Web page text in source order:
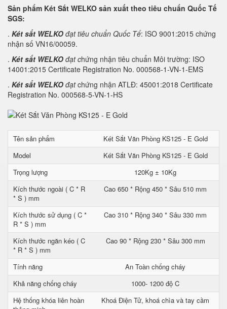
Sản phẩm Két Sắt WELKO sản xuất theo tiêu chuẩn Quốc Tế
SGS:
. Két sắt WELKO đạt tiêu chuẩn Quốc Tế: ISO 9001:2015 chứng
nhận số VN16/00059.
. Két sắt WELKO đạt chứng nhận tiêu chuẩn Môi trường: ISO
14001:2015 Certificate Registration No. 000568-1-VN-1-EMS
. Két sắt WELKO đạtchứng nhận ATLĐ: 45001:2018 Certificate
Registration No. 000568-5-VN-1-HS
Tên sản phẩm
Két Sắt Văn Phòng KS125 - E Gold
Model
Két Sắt Văn Phòng KS125 - E Gold
Trọng lượng
120Kg ± 10Kg
Kích thước ngoài ( C * R
* S ) mm
Cao 650 * Rộng 450 * Sâu 510 mm
Kích thước sử dụng ( C *
R * S ) mm
Cao 310 * Rộng 340 * Sâu 330 mm
Kích thước ngăn kéo ( C
* R * S ) mm
Cao 90 * Rộng 230 * Sâu 300 mm
Tính năng
An Toàn chống cháy
Khả năng chống cháy
1000- 1200 độ C
Hệ thống khóa liên hoàn
Khoá Điện Tử, khoá chìa và tay cầm